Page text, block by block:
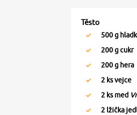
Těsto
500g
200g cukr
200g hera
2 ks vejce
2 ks med
2 lžička